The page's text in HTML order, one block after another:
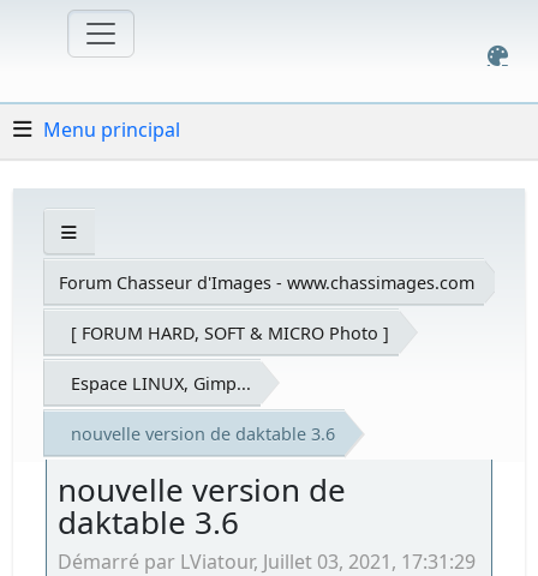
Menu principal
Forum Chasseur d'Images - www.chassimages.com
[ FORUM HARD, SOFT & MICRO Photo ]
Espace LINUX, Gimp...
nouvelle version de daktable 3.6
nouvelle version de
daktable 3.6
Démarré par LViatour, Juillet 03, 2021, 17:31:29